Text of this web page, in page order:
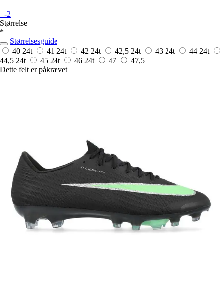
+-2
Størrelse
*
Størrelsesguide
40 24t 41 24t 42 24t 42,5 24t 43 24t 44 24t
44,5 24t 45 24t 46 24t 47
47,5
Dette felt er påkrævet